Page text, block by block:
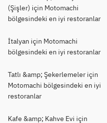
(Şişler) için Motomachi
bölgesindeki en iyi restoranlar
İtalyan için Motomachi
bölgesindeki en iyi restoranlar
Tatlı &amp; Şekerlemeler için
Motomachi bölgesindeki en iyi
restoranlar
Kafe &amp; Kahve Evi için